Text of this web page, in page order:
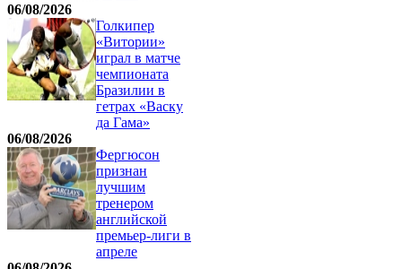
06/08/2026
Голкипер
«Витории»
играл в матче
чемпионата
Бразилии в
гетрах «Васку
да Гама»
06/08/2026
Фергюсон
признан
лучшим
тренером
английской
премьер-лиги в
апреле